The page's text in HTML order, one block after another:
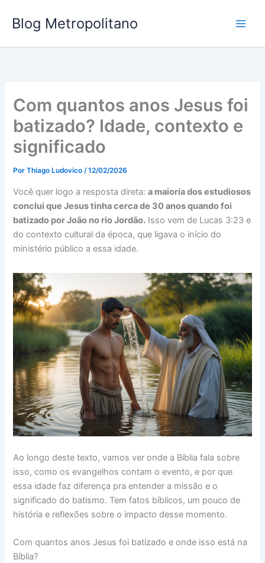
para
conteúdo
Blog Metropolitano
Com quantos anos Jesus foi
batizado? Idade, contexto e
significado
PorThiago Ludovico/12/02/2026
Você quer logo a resposta direta:a maioria dos estudiosos
conclui que Jesus tinha cerca de 30 anos quando foi
batizado por João no rio Jordão. Isso vem de Lucas 3:23 e
do contexto cultural da época, que ligava o início do
ministério público a essa idade.
Ao longo deste texto, vamos ver onde a Bíblia fala sobre
isso, como os evangelhos contam o evento, e por que
essa idade faz diferença pra entender a missão e o
significado do batismo. Tem fatos bíblicos, um pouco de
história e reflexões sobre o impacto desse momento.
Com quantos anos Jesus foi batizado e onde isso está na
Bíblia?